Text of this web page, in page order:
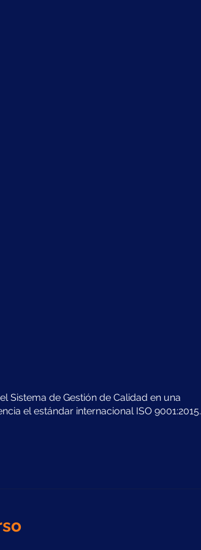
Sistema de Gestión de Calidad en una
el estándar internacional ISO 9001:2015.